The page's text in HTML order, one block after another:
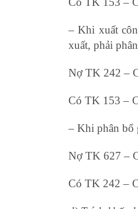
– Khi xuất
xuất, phải
Nợ TK 242 –
Có TK 153 –
– Khi phân bổ
Nợ TK 627 –
Có TK 242 –